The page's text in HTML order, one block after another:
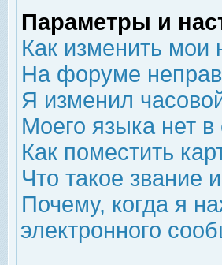
Параметры и
Как изменить мои
На форуме
Я изменил
Моего языка нет в
Как поместить
Что такое звание
Почему, когда я
электронного